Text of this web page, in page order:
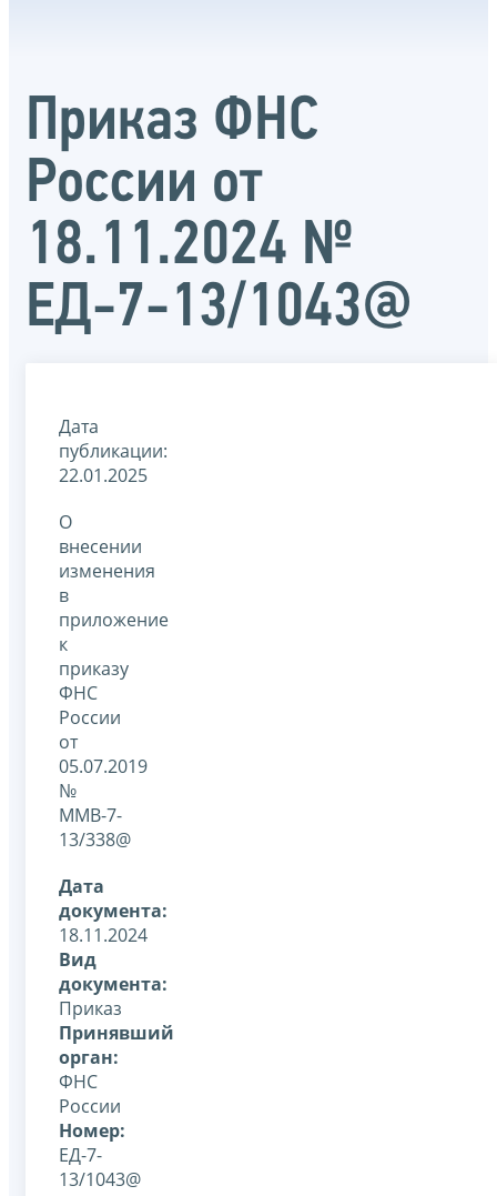
Приказ ФНС
России от
18.11.2024 №
ЕД-7-13/1043@
Дата
публикации:
22.01.2025
О
внесении
изменения
в
приложение
к
приказу
ФНС
России
от
05.07.2019
№
ММВ-7-
13/338@
Дата
документа:
18.11.2024
Вид
документа:
Приказ
Принявший
орган:
ФНС
России
Номер:
ЕД-7-
13/1043@